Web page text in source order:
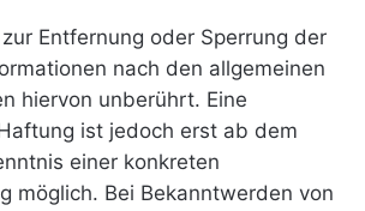
Entfernung oder Sperrung der
nach den allgemeinen
hiervon unberührt. Eine
ist jedoch erst ab dem
einer konkreten
möglich. Bei Bekanntwerden von